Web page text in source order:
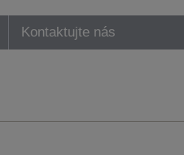
Kontaktujte nás